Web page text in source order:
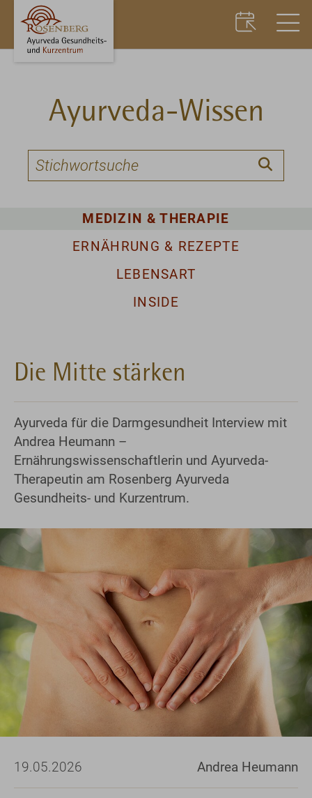
Ayurveda-Wissen
MEDIZIN & THERAPIE
ERNÄHRUNG & REZEPTE
LEBENSART
INSIDE
Die Mitte stärken
Ayurveda für die Darmgesundheit Interview mit
Andrea Heumann –
Ernährungswissenschaftlerin und Ayurveda-
Therapeutin am Rosenberg Ayurveda
Gesundheits- und Kurzentrum.
19.05.2026 Andrea Heumann